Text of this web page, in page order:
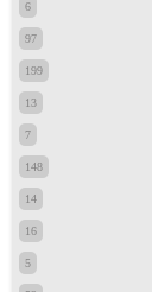
6
97
199
13
7
148
14
16
5